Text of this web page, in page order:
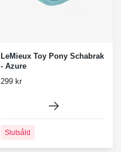
LeMieux Toy Pony Schabrak
- Azure
299 kr
Slutsåld